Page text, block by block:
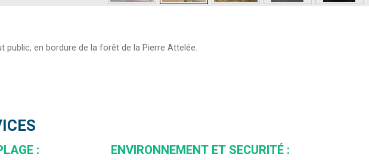
public, en bordure de la forêt de la Pierre Attelée.
: ENVIRONNEMENT ET SECURITÉ :